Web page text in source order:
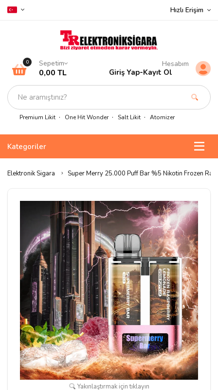
Hızlı Erişim
Premium Likit One Hit Wonder Salt Likit Atomizer
0 Sepetim
0,00 TL
Hesabım
Giriş Yap-Kayıt Ol
Kategoriler
Elektronik Sigara Super Merry 25.000 Puff Bar %5 Nikotin Frozen
Yakınlaştırmak için tıklayın